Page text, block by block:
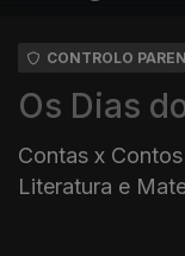
CONTROLO
Os Dias
Contas x
Literatura e